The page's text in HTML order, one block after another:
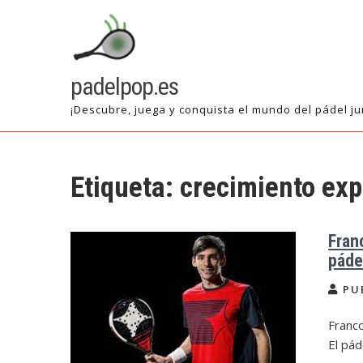
padelpop.es
¡Descubre, juega y conquista el mundo del pádel
Etiqueta: crecimiento
El